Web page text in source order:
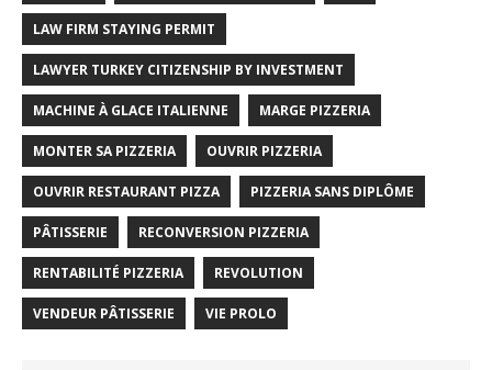
LAW FIRM STAYING PERMIT
LAWYER TURKEY CITIZENSHIP BY INVESTMENT
MACHINE À GLACE ITALIENNE MARGE PIZZERIA
MONTER SA PIZZERIA OUVRIR PIZZERIA
OUVRIR RESTAURANT PIZZA PIZZERIA SANS DIPLÔME
PÂTISSERIE RECONVERSION PIZZERIA
RENTABILITÉ PIZZERIA REVOLUTION
VENDEUR PÂTISSERIE VIE PROLO